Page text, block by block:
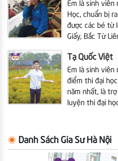
Em là sinh viên
Học, chuẩn bị
được các bé từ
Giấy, Bắc Từ
Tạ Quốc Việt
Em là sinh viên
điểm thi đại
năm nhất, là
luyện thi đại
Danh Sách Gia Sư Hà Nội